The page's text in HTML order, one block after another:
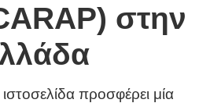
στην
προσφέρει μία